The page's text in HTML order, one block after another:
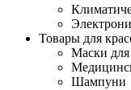
Товары для
Маски для
Шампуни